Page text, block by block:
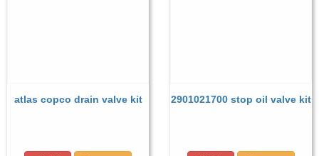
atlas copco drain valve kit 2901021700 stop oil valve kit